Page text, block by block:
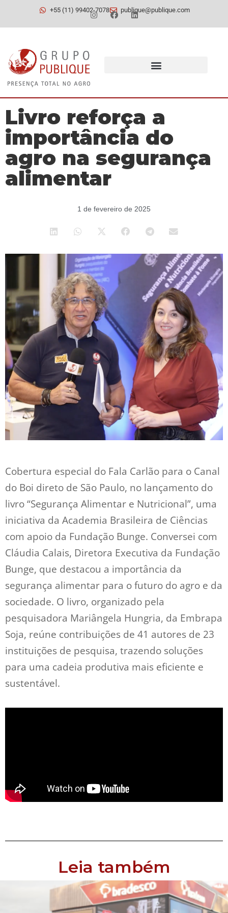
+55 (11) 99402-7078 publique@publique.com
Livro reforça a
importância do
agro na segurança
alimentar
1 de fevereiro de 2025
Cobertura especial do Fala Carlão para o Canal
do Boi direto de São Paulo, no lançamento do
livro “Segurança Alimentar e Nutricional”, uma
iniciativa da Academia Brasileira de Ciências
com apoio da Fundação Bunge. Conversei com
Cláudia Calais, Diretora Executiva da Fundação
Bunge, que destacou a importância da
segurança alimentar para o futuro do agro e da
sociedade. O livro, organizado pela
pesquisadora Mariângela Hungria, da Embrapa
Soja, reúne contribuições de 41 autores de 23
instituições de pesquisa, trazendo soluções
para uma cadeia produtiva mais eficiente e
sustentável.
Leia também